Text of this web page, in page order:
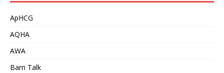
ApHCG
AQHA
AWA
Barn Talk